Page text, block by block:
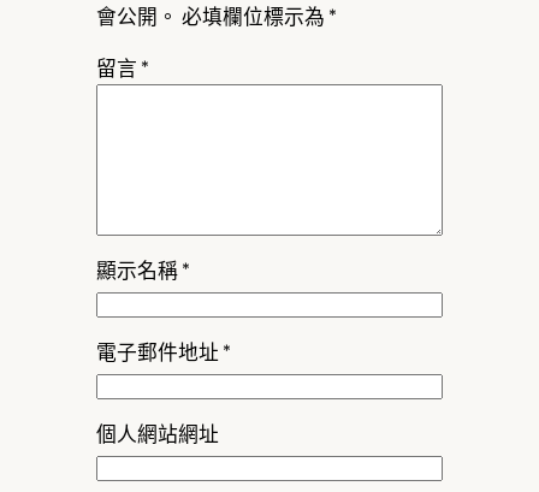
會公開。 必填欄位標示為 *
留言 *
顯示名稱 *
電子郵件地址 *
個人網站網址